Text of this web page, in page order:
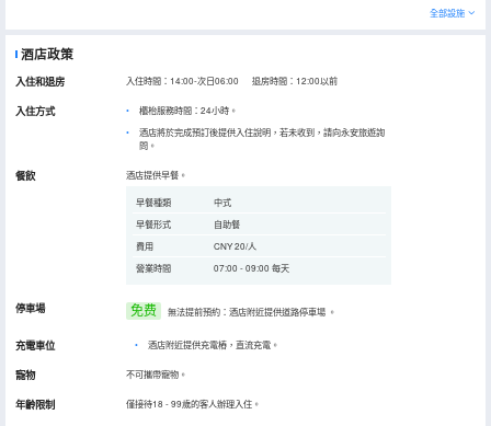
全部設施
酒店政策
入住和退房 入住時間：14:00-次日06:00 退房時間：12:00以前
入住方式
櫃枱服務時間：24小時。
酒店將於完成預訂後提供入住說明，若未收到，請向永安旅遊詢
問。
餐飲 酒店提供早餐。
早餐種類
中式
早餐形式
自助餐
費用
CNY 20/人
營業時間
07:00 - 09:00 每天
停車場 免费 無法提前預約：酒店附近提供道路停車場 。
充電車位 • 酒店附近提供充電樁，直流充電。
寵物 不可攜帶寵物。
年齡限制 僅接待18 - 99歲的客人辦理入住。